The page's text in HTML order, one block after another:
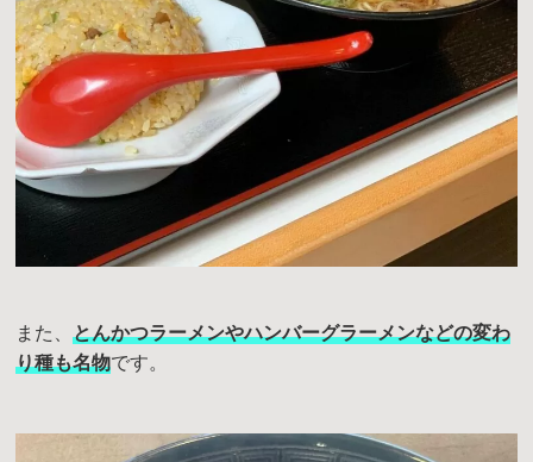
また、とんかつラーメンやハンバーグラーメンなどの変わ
り種も名物です。